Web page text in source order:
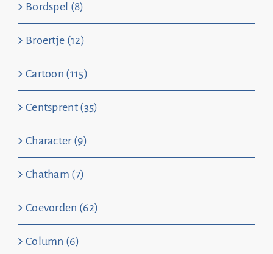
Bordspel (8)
Broertje (12)
Cartoon (115)
Centsprent (35)
Character (9)
Chatham (7)
Coevorden (62)
Column (6)